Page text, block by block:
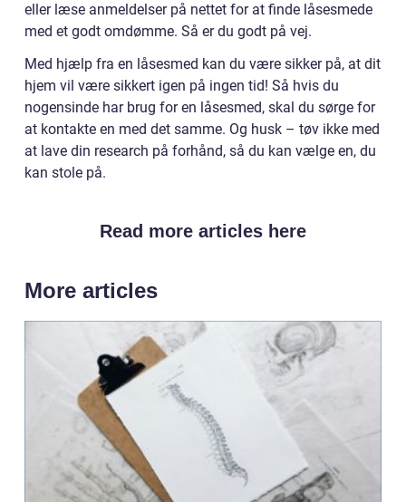
eller læse anmeldelser på nettet for at finde låsesmede
med et godt omdømme. Så er du godt på vej.
Med hjælp fra en låsesmed kan du være sikker på, at dit
hjem vil være sikkert igen på ingen tid! Så hvis du
nogensinde har brug for en låsesmed, skal du sørge for
at kontakte en med det samme. Og husk – tøv ikke med
at lave din research på forhånd, så du kan vælge en, du
kan stole på.
Read more articles here
More articles